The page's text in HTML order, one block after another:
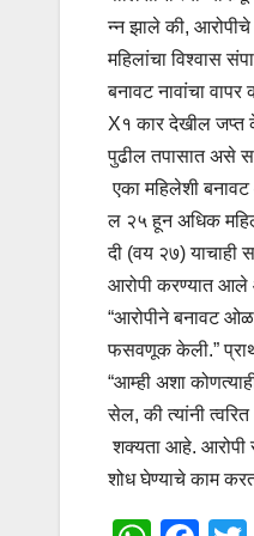
न्न झाले की,
महिलांचा विश्वास
बनावट नावांचा
X१ कार देखील जप्त
पुढील तपासात असे
एका महिलेशी
ल २५ हून अधिक
दी (वय २७)
आरोपी करण्यात आले
“आरोपीने बनावट
फसवणूक केली.”
“आम्ही अशा
सेल, की त्यांनी
शक्यता आहे. आरोपी
शोध घेण्याचे काम